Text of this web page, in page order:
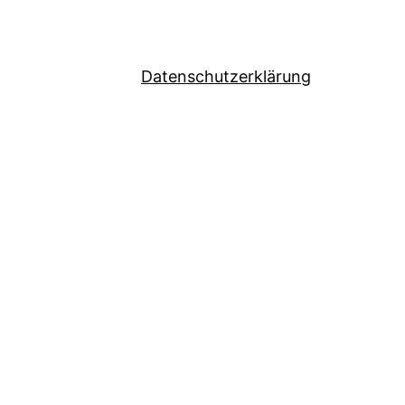
Datenschutzerklärung